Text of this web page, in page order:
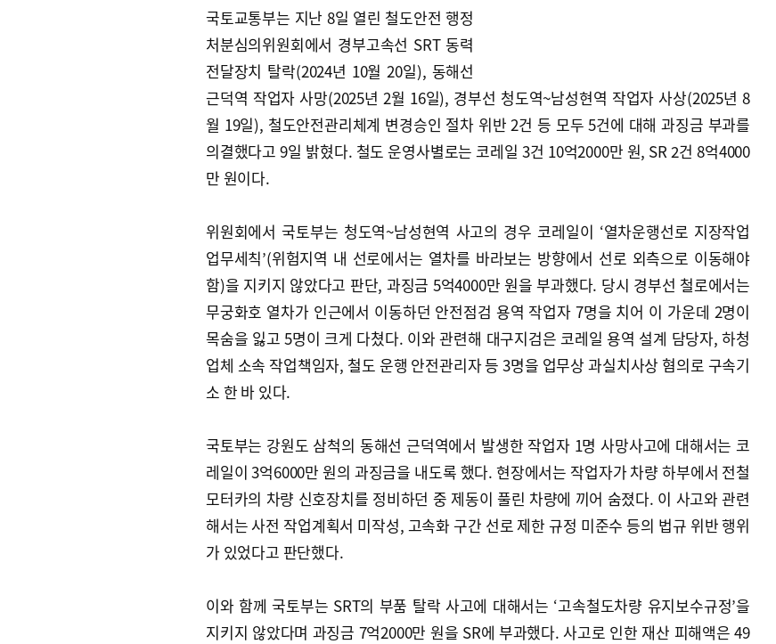
국토교통부는 지난 8일 열린 철도안전 행정
처분심의위원회에서 경부고속선 SRT 동력
전달장치 탈락(2024년 10월 20일), 동해선
근덕역 작업자 사망(2025년 2월 16일), 경부선 청도역~남성현역 작업자 사상(2025년 8
월 19일), 철도안전관리체계 변경승인 절차 위반 2건 등 모두 5건에 대해 과징금 부과를
의결했다고 9일 밝혔다. 철도 운영사별로는 코레일 3건 10억2000만 원, SR 2건 8억4000
만 원이다.
위원회에서 국토부는 청도역~남성현역 사고의 경우 코레일이 ‘열차운행선로 지장작업
업무세칙’(위험지역 내 선로에서는 열차를 바라보는 방향에서 선로 외측으로 이동해야
함)을 지키지 않았다고 판단, 과징금 5억4000만 원을 부과했다. 당시 경부선 철로에서는
무궁화호 열차가 인근에서 이동하던 안전점검 용역 작업자 7명을 치어 이 가운데 2명이
목숨을 잃고 5명이 크게 다쳤다. 이와 관련해 대구지검은 코레일 용역 설계 담당자, 하청
업체 소속 작업책임자, 철도 운행 안전관리자 등 3명을 업무상 과실치사상 혐의로 구속기
소 한 바 있다.
국토부는 강원도 삼척의 동해선 근덕역에서 발생한 작업자 1명 사망사고에 대해서는 코
레일이 3억6000만 원의 과징금을 내도록 했다. 현장에서는 작업자가 차량 하부에서 전철
모터카의 차량 신호장치를 정비하던 중 제동이 풀린 차량에 끼어 숨졌다. 이 사고와 관련
해서는 사전 작업계획서 미작성, 고속화 구간 선로 제한 규정 미준수 등의 법규 위반 행위
가 있었다고 판단했다.
이와 함께 국토부는 SRT의 부품 탈락 사고에 대해서는 ‘고속철도차량 유지보수규정’을
지키지 않았다며 과징금 7억2000만 원을 SR에 부과했다. 사고로 인한 재산 피해액은 49